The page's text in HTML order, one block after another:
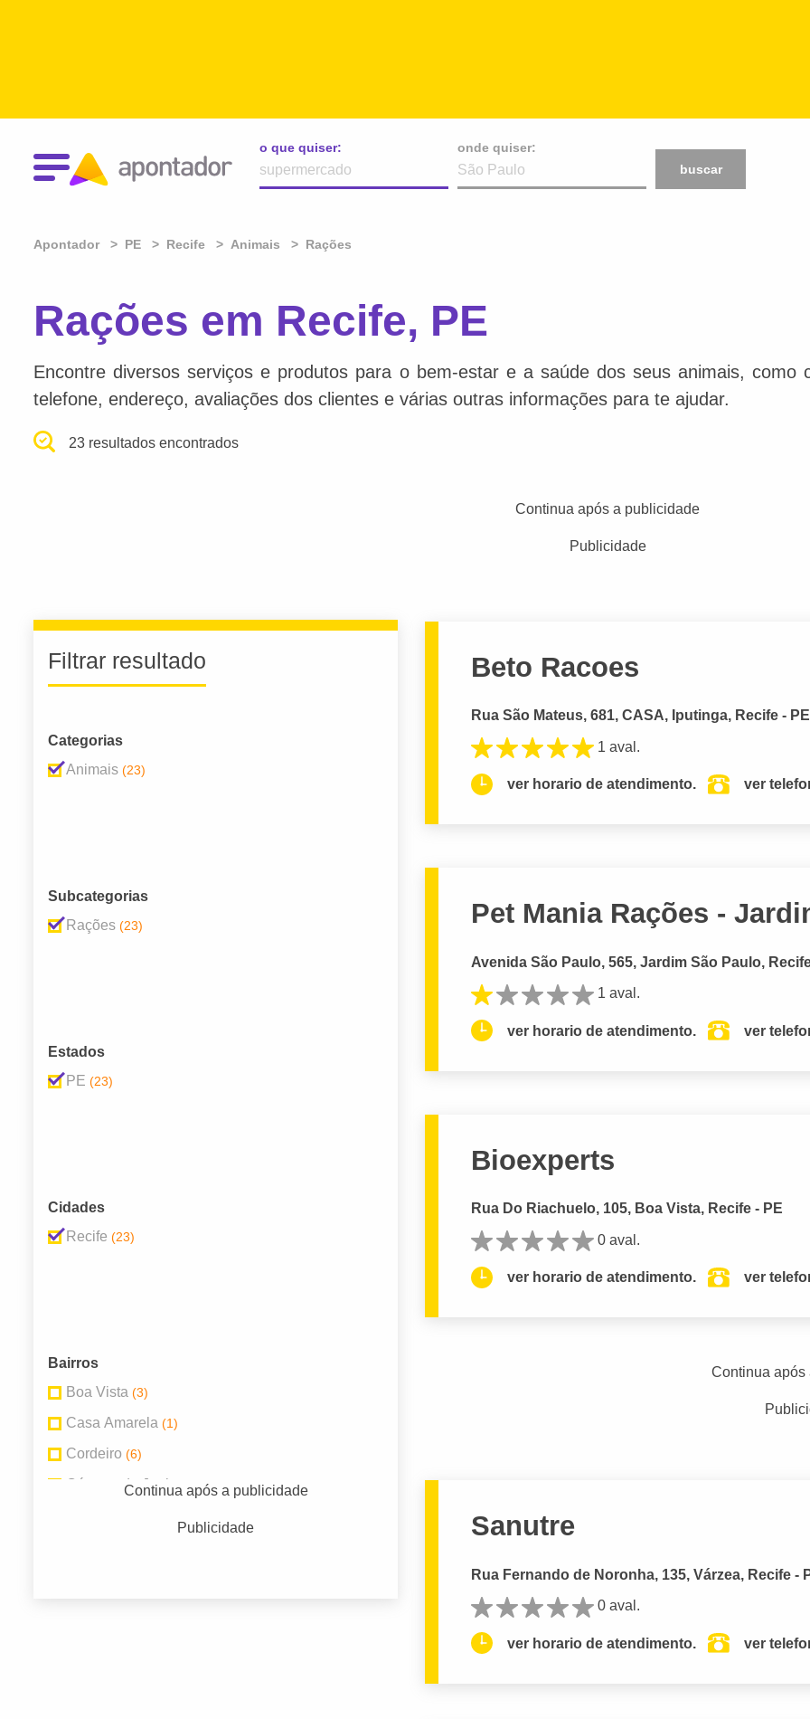
o que quiser:
onde quiser:
buscar
Apontador PE Recife Animais Rações
Rações em Recife, PE
Encontre diversos serviços e produtos para o bem-estar e a saúde dos seus animais, como
telefone, endereço, avaliações dos clientes e várias outras informações para te ajudar.
23 resultados encontrados
Continua após a publicidade
Publicidade
Filtrar resultado
Categorias
Animais (23)
Subcategorias
Rações (23)
Estados
PE (23)
Cidades
Recife (23)
Bairros
Boa Vista (3)
Casa Amarela (1)
Cordeiro (6)
Córrego do Jenipapo (1)
Continua após a publicidade
Publicidade
Beto Racoes
Rua São Mateus, 681, CASA, Iputinga, Recife - PE
1 aval.
ver horario de atendimento. ver
Pet Mania Rações -
Avenida São Paulo, 565, Jardim São Paulo,
1 aval.
ver horario de atendimento. ver
Bioexperts
Rua Do Riachuelo, 105, Boa Vista, Recife - PE
0 aval.
ver horario de atendimento. ver
Continua após
Sanutre
Rua Fernando de Noronha, 135, Várzea, Recife -
0 aval.
ver horario de atendimento. ver